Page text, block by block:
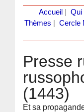
Accueil Qui
Thèmes
Cercle
Presse
(1443)
Et sa